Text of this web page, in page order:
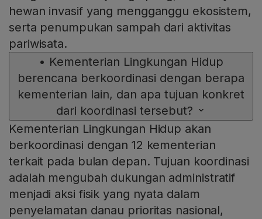
hewan invasif yang mengganggu ekosistem,
serta penumpukan sampah dari aktivitas
pariwisata.
• Kementerian Lingkungan Hidup
berencana berkoordinasi dengan berapa
kementerian lain, dan apa tujuan konkret
dari koordinasi tersebut?
Kementerian Lingkungan Hidup akan
berkoordinasi dengan 12 kementerian
terkait pada bulan depan. Tujuan koordinasi
adalah mengubah dukungan administratif
menjadi aksi fisik yang nyata dalam
penyelamatan danau prioritas nasional,